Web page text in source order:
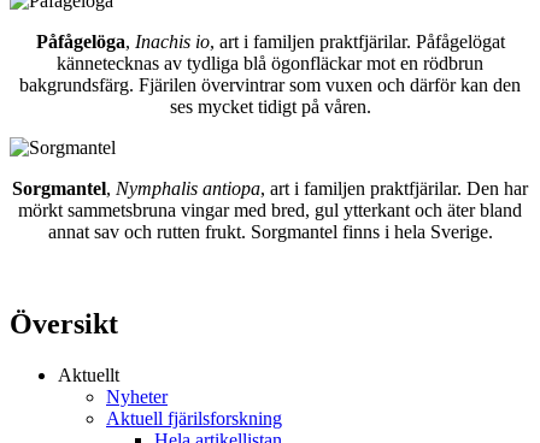
Påfågelöga, Inachis io, art i familjen praktfjärilar. Påfågelögat
kännetecknas av tydliga blå ögonfläckar mot en rödbrun
bakgrundsfärg. Fjärilen övervintrar som vuxen och därför kan den
ses mycket tidigt på våren.
Sorgmantel, Nymphalis antiopa, art i familjen praktfjärilar. Den har
mörkt sammetsbruna vingar med bred, gul ytterkant och äter bland
annat sav och rutten frukt. Sorgmantel finns i hela Sverige.
Översikt
Aktuellt
Nyheter
Aktuell fjärilsforskning